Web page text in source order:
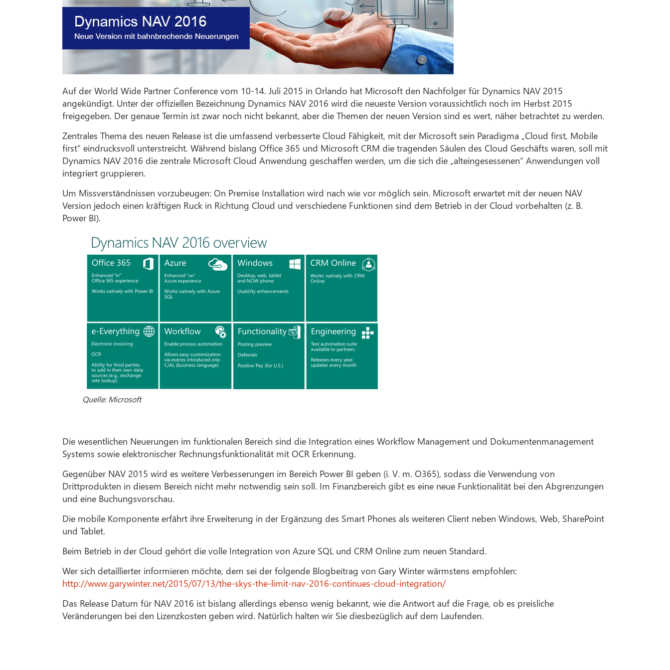
Auf der World Wide Partner Conference vom 10-14. Juli 2015 in Orlando hat Microsoft den Nachfolger für Dynamics NAV 2015
angekündigt. Unter der offiziellen Bezeichnung Dynamics NAV 2016 wird die neueste Version voraussichtlich noch im Herbst 2015
freigegeben. Der genaue Termin ist zwar noch nicht bekannt, aber die Themen der neuen Version sind es wert, näher betrachtet zu werden.
Zentrales Thema des neuen Release ist die umfassend verbesserte Cloud Fähigkeit, mit der Microsoft sein Paradigma „Cloud first, Mobile
first“ eindrucksvoll unterstreicht. Während bislang Office 365 und Microsoft CRM die tragenden Säulen des Cloud Geschäfts waren, soll mit
Dynamics NAV 2016 die zentrale Microsoft Cloud Anwendung geschaffen werden, um die sich die „alteingesessenen“ Anwendungen voll
integriert gruppieren.
Um Missverständnissen vorzubeugen: On Premise Installation wird nach wie vor möglich sein. Microsoft erwartet mit der neuen NAV
Version jedoch einen kräftigen Ruck in Richtung Cloud und verschiedene Funktionen sind dem Betrieb in der Cloud vorbehalten (z. B.
Power BI).
Quelle: Microsoft
Die wesentlichen Neuerungen im funktionalen Bereich sind die Integration eines Workflow Management und Dokumentenmanagement
Systems sowie elektronischer Rechnungsfunktionalität mit OCR Erkennung.
Gegenüber NAV 2015 wird es weitere Verbesserungen im Bereich Power BI geben (i. V. m. O365), sodass die Verwendung von
Drittprodukten in diesem Bereich nicht mehr notwendig sein soll. Im Finanzbereich gibt es eine neue Funktionalität bei den Abgrenzungen
und eine Buchungsvorschau.
Die mobile Komponente erfährt ihre Erweiterung in der Ergänzung des Smart Phones als weiteren Client neben Windows, Web, SharePoint
und Tablet.
Beim Betrieb in der Cloud gehört die volle Integration von Azure SQL und CRM Online zum neuen Standard.
Wer sich detaillierter informieren möchte, dem sei der folgende Blogbeitrag von Gary Winter wärmstens empfohlen:
http://www.garywinter.net/2015/07/13/the-skys-the-limit-nav-2016-continues-cloud-integration/
Das Release Datum für NAV 2016 ist bislang allerdings ebenso wenig bekannt, wie die Antwort auf die Frage, ob es preisliche
Veränderungen bei den Lizenzkosten geben wird. Natürlich halten wir Sie diesbezüglich auf dem Laufenden.